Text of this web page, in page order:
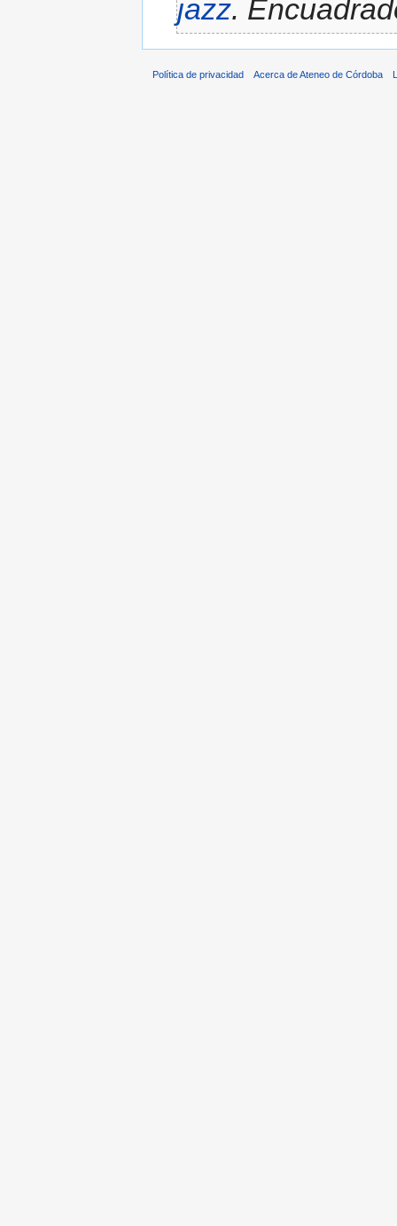
jazz.
Política de privacidad Acerca de Ateneo de Córdoba